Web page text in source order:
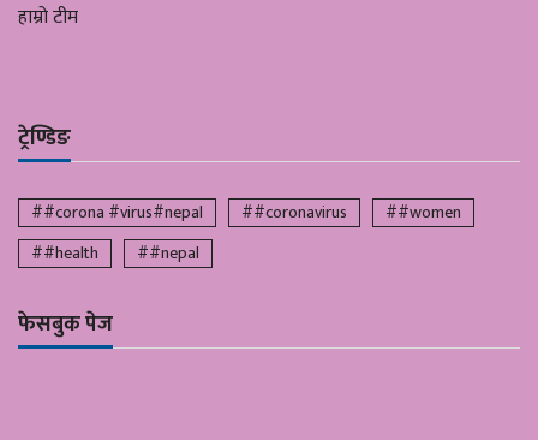
हाम्रो टीम
ट्रेण्डिङ
##corona #virus#nepal ##coronavirus
##women
##health
##nepal
फेसबुक पेज